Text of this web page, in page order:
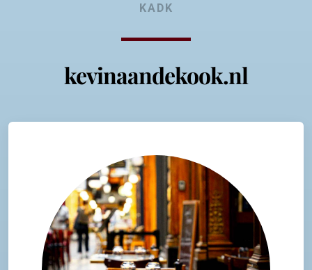
KADK
kevinaandekook.nl